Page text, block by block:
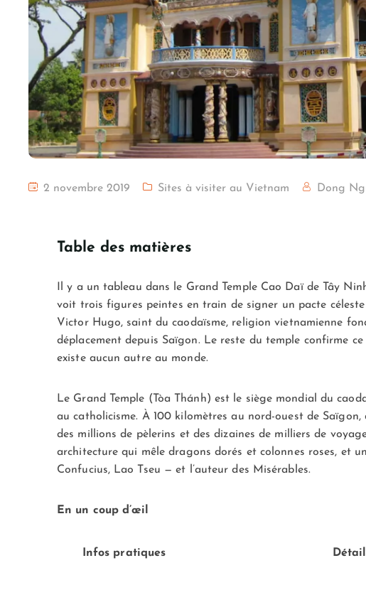
2 novembre 2019 Sites à visiter au Vietnam Dong
Table des matières
Il y a un tableau dans le Grand Temple Cao Daï de Tây
voit trois figures peintes en train de signer un pacte
Victor Hugo, saint du caodaïsme, religion vietnamienne
déplacement depuis Saïgon. Le reste du temple confirme
existe aucun autre au monde.
Le Grand Temple (Tòa Thánh) est le siège mondial du
au catholicisme. À 100 kilomètres au nord-ouest de
des millions de pèlerins et des dizaines de milliers de
architecture qui mêle dragons dorés et colonnes roses, et
Confucius, Lao Tseu — et l’auteur des Misérables.
En un coup d’œil
Infos pratiques